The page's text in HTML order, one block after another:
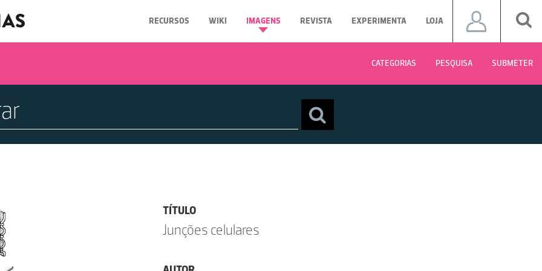
RECURSOS WIKI IMAGENS REVISTA EXPERIMENTA LOJA
CATEGORIAS PESQUISA SUBMETER
TÍTULO
Junções celulares